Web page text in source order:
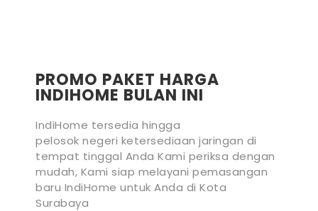
PROMO PAKET HARGA
INDIHOME BULAN INI
IndiHome tersedia hingga
pelosok negeri ketersediaan jaringan di
tempat tinggal Anda Kami periksa dengan
mudah, Kami siap melayani pemasangan
baru IndiHome untuk Anda di Kota
Surabaya